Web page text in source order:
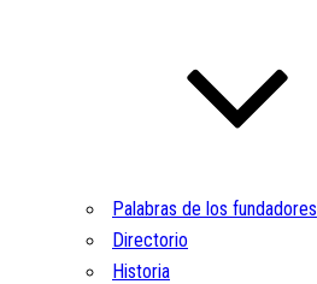
Palabras de los fundadores
Directorio
Historia